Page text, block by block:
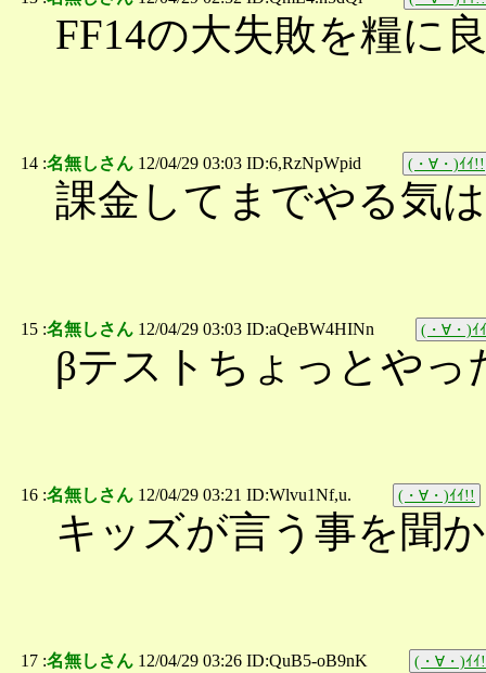
FF14の大失敗を糧に
14 :名無しさん 12/04/29 03:03 ID:6,RzNpWpid (・∀・)ｲｲ!!
課金してまでやる気
15 :名無しさん 12/04/29 03:03 ID:aQeBW4HINn (・∀・)ｲ
βテストちょっとや
16 :名無しさん 12/04/29 03:21 ID:Wlvu1Nf,u. (・∀・)ｲｲ!!
キッズが言う事を聞
17 :名無しさん 12/04/29 03:26 ID:QuB5-oB9nK (・∀・)ｲｲ